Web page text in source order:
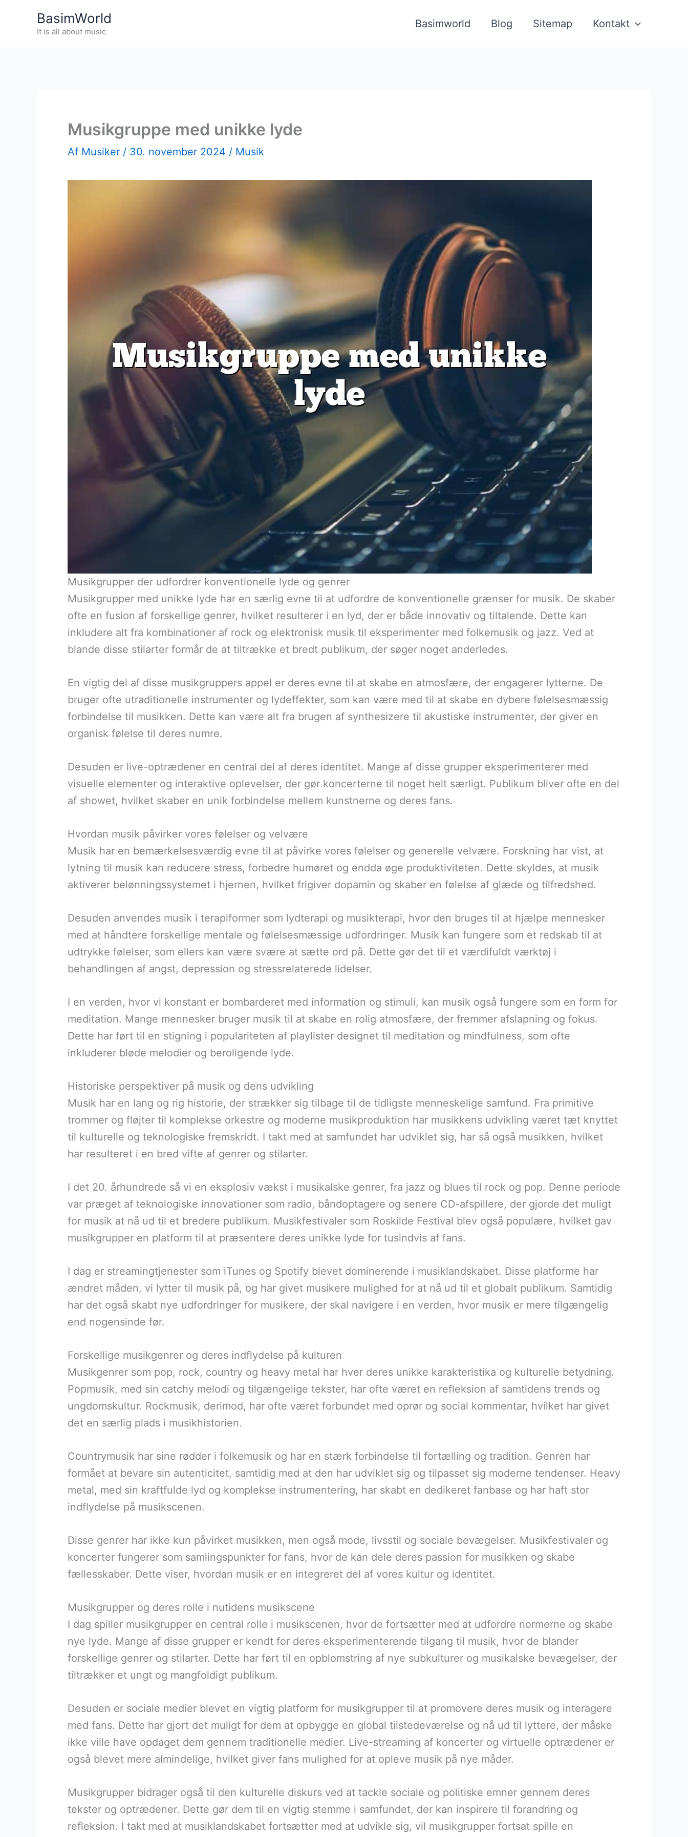
BasimWorld
It is all about music
Basimworld Blog Sitemap Kontakt
Musikgruppe med unikke lyde
Af Musiker / 30. november 2024 / Musik
Musikgrupper der udfordrer konventionelle lyde og genrer
Musikgrupper med unikke lyde har en særlig evne til at udfordre de konventionelle grænser for musik. De skaber
ofte en fusion af forskellige genrer, hvilket resulterer i en lyd, der er både innovativ og tiltalende. Dette kan
inkludere alt fra kombinationer af rock og elektronisk musik til eksperimenter med folkemusik og jazz. Ved at
blande disse stilarter formår de at tiltrække et bredt publikum, der søger noget anderledes.
En vigtig del af disse musikgruppers appel er deres evne til at skabe en atmosfære, der engagerer lytterne. De
bruger ofte utraditionelle instrumenter og lydeffekter, som kan være med til at skabe en dybere følelsesmæssig
forbindelse til musikken. Dette kan være alt fra brugen af synthesizere til akustiske instrumenter, der giver en
organisk følelse til deres numre.
Desuden er live-optrædener en central del af deres identitet. Mange af disse grupper eksperimenterer med
visuelle elementer og interaktive oplevelser, der gør koncerterne til noget helt særligt. Publikum bliver ofte en del
af showet, hvilket skaber en unik forbindelse mellem kunstnerne og deres fans.
Hvordan musik påvirker vores følelser og velvære
Musik har en bemærkelsesværdig evne til at påvirke vores følelser og generelle velvære. Forskning har vist, at
lytning til musik kan reducere stress, forbedre humøret og endda øge produktiviteten. Dette skyldes, at musik
aktiverer belønningssystemet i hjernen, hvilket frigiver dopamin og skaber en følelse af glæde og tilfredshed.
Desuden anvendes musik i terapiformer som lydterapi og musikterapi, hvor den bruges til at hjælpe mennesker
med at håndtere forskellige mentale og følelsesmæssige udfordringer. Musik kan fungere som et redskab til at
udtrykke følelser, som ellers kan være svære at sætte ord på. Dette gør det til et værdifuldt værktøj i
behandlingen af angst, depression og stressrelaterede lidelser.
I en verden, hvor vi konstant er bombarderet med information og stimuli, kan musik også fungere som en form for
meditation. Mange mennesker bruger musik til at skabe en rolig atmosfære, der fremmer afslapning og fokus.
Dette har ført til en stigning i populariteten af playlister designet til meditation og mindfulness, som ofte
inkluderer bløde melodier og beroligende lyde.
Historiske perspektiver på musik og dens udvikling
Musik har en lang og rig historie, der strækker sig tilbage til de tidligste menneskelige samfund. Fra primitive
trommer og fløjter til komplekse orkestre og moderne musikproduktion har musikkens udvikling været tæt knyttet
til kulturelle og teknologiske fremskridt. I takt med at samfundet har udviklet sig, har så også musikken, hvilket
har resulteret i en bred vifte af genrer og stilarter.
I det 20. århundrede så vi en eksplosiv vækst i musikalske genrer, fra jazz og blues til rock og pop. Denne periode
var præget af teknologiske innovationer som radio, båndoptagere og senere CD-afspillere, der gjorde det muligt
for musik at nå ud til et bredere publikum. Musikfestivaler som Roskilde Festival blev også populære, hvilket gav
musikgrupper en platform til at præsentere deres unikke lyde for tusindvis af fans.
I dag er streamingtjenester som iTunes og Spotify blevet dominerende i musiklandskabet. Disse platforme har
ændret måden, vi lytter til musik på, og har givet musikere mulighed for at nå ud til et globalt publikum. Samtidig
har det også skabt nye udfordringer for musikere, der skal navigere i en verden, hvor musik er mere tilgængelig
end nogensinde før.
Forskellige musikgenrer og deres indflydelse på kulturen
Musikgenrer som pop, rock, country og heavy metal har hver deres unikke karakteristika og kulturelle betydning.
Popmusik, med sin catchy melodi og tilgængelige tekster, har ofte været en refleksion af samtidens trends og
ungdomskultur. Rockmusik, derimod, har ofte været forbundet med oprør og social kommentar, hvilket har givet
det en særlig plads i musikhistorien.
Countrymusik har sine rødder i folkemusik og har en stærk forbindelse til fortælling og tradition. Genren har
formået at bevare sin autenticitet, samtidig med at den har udviklet sig og tilpasset sig moderne tendenser. Heavy
metal, med sin kraftfulde lyd og komplekse instrumentering, har skabt en dedikeret fanbase og har haft stor
indflydelse på musikscenen.
Disse genrer har ikke kun påvirket musikken, men også mode, livsstil og sociale bevægelser. Musikfestivaler og
koncerter fungerer som samlingspunkter for fans, hvor de kan dele deres passion for musikken og skabe
fællesskaber. Dette viser, hvordan musik er en integreret del af vores kultur og identitet.
Musikgrupper og deres rolle i nutidens musikscene
I dag spiller musikgrupper en central rolle i musikscenen, hvor de fortsætter med at udfordre normerne og skabe
nye lyde. Mange af disse grupper er kendt for deres eksperimenterende tilgang til musik, hvor de blander
forskellige genrer og stilarter. Dette har ført til en opblomstring af nye subkulturer og musikalske bevægelser, der
tiltrækker et ungt og mangfoldigt publikum.
Desuden er sociale medier blevet en vigtig platform for musikgrupper til at promovere deres musik og interagere
med fans. Dette har gjort det muligt for dem at opbygge en global tilstedeværelse og nå ud til lyttere, der måske
ikke ville have opdaget dem gennem traditionelle medier. Live-streaming af koncerter og virtuelle optrædener er
også blevet mere almindelige, hvilket giver fans mulighed for at opleve musik på nye måder.
Musikgrupper bidrager også til den kulturelle diskurs ved at tackle sociale og politiske emner gennem deres
tekster og optrædener. Dette gør dem til en vigtig stemme i samfundet, der kan inspirere til forandring og
refleksion. I takt med at musiklandskabet fortsætter med at udvikle sig, vil musikgrupper fortsat spille en